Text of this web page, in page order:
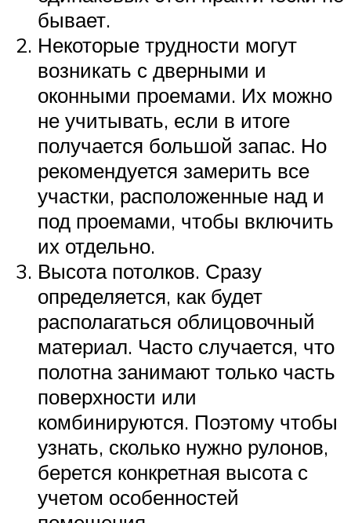
бывает.
Некоторые трудности могут
возникать с дверными и
оконными проемами. Их можно
не учитывать, если в итоге
получается большой запас. Но
рекомендуется замерить все
участки, расположенные над и
под проемами, чтобы включить
их отдельно.
Высота потолков. Сразу
определяется, как будет
располагаться облицовочный
материал. Часто случается, что
полотна занимают только часть
поверхности или
комбинируются. Поэтому чтобы
узнать, сколько нужно рулонов,
берется конкретная высота с
учетом особенностей